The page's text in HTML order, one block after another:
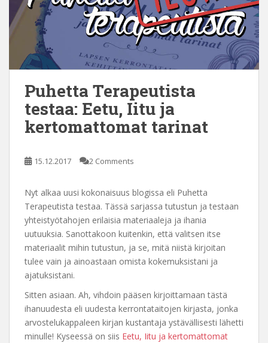
Puhetta Terapeutista
testaa: Eetu, Iitu ja
kertomattomat tarinat
15.12.2017 2 Comments
Nyt alkaa uusi kokonaisuus blogissa eli Puhetta
Terapeutista testaa. Tässä sarjassa tutustun ja testaan
yhteistyötahojen erilaisia materiaaleja ja ihania
uutuuksia. Sanottakoon kuitenkin, että valitsen itse
materiaalit mihin tutustun, ja se, mitä niistä kirjoitan
tulee vain ja ainoastaan omista kokemuksistani ja
ajatuksistani.
Sitten asiaan. Ah, vihdoin pääsen kirjoittamaan tästä
ihanuudesta eli uudesta kerrontataitojen kirjasta, jonka
arvostelukappaleen kirjan kustantaja ystävällisesti lähetti
minulle! Kyseessä on siis Eetu, Iitu ja kertomattomat